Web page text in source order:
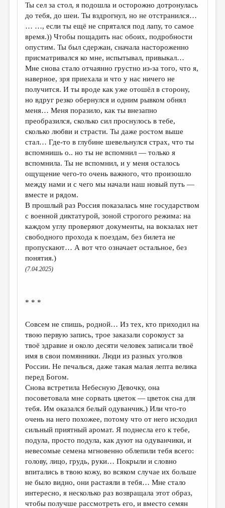
Ты сел за стол, я подошла и осторожно дотронулась
до тебя, до шеи. Ты вздрогнул, но не отстранился…
… …, если ты ещё не спрятался под лапу, то самое
время.)) Чтобы пощадить нас обоих, подробности
опустим. Ты был сдержан, сначала настороженно
присматривался ко мне, испытывал, привыкал…
Мне снова стало отчаянно грустно из-за того, что я,
наверное, зря приехала и что у нас ничего не
получится. И ты вроде как уже отошёл в сторону,
но вдруг резко обернулся и одним рывком обнял
меня… Меня поразило, как ты внезапно
преобразился, сколько сил проснулось в тебе,
сколько любви и страсти. Ты даже ростом выше
стал… Где-то в глубине шевельнулся страх, что ты
вспомнишь о.. но ты не вспомнил — только я
вспомнила. Ты не вспомнил, и у меня осталось
ощущение чего-то очень важного, что произошло
между нами и с чего мы начали наш новый путь —
вместе и рядом.
В прошлый раз Россия показалась мне государством
с военной диктатурой, зоной строгого режима: на
каждом углу проверяют документы, на вокзалах нет
свободного прохода к поездам, без билета не
пропускают… А вот что означает остальное, без
понятия.)
(7.04.2025)
* * *
Совсем не спишь, родной… Из тех, кто приходил на
твою первую запись, трое заказали сорокоуст за
твоё здравие и около десяти человек записали твоё
имя в свои помянники. Люди из разных уголков
России. Не печалься, даже такая малая лепта велика
перед Богом.
Снова встретила Небесную Девочку, она
посоветовала мне сорвать цветок — цветок сна для
тебя. Им оказался белый одуванчик.) Или что-то
очень на него похожее, потому что от него исходил
сильный приятный аромат. Я поднесла его к тебе,
подула, просто подула, как дуют на одуванчики, и
невесомые семена мгновенно облепили тебя всего:
голову, лицо, грудь, руки… Покрыли и словно
впитались в твою кожу, во всяком случае их больше
не было видно, они растаяли в тебя… Мне стало
интересно, я несколько раз возвращала этот образ,
чтобы получше рассмотреть его, и вместо семян